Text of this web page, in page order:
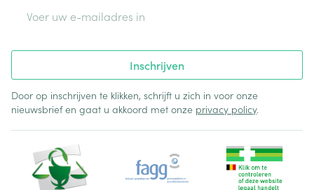
Inschrijven
Door op inschrijven te klikken, schrijft u zich in voor onze
nieuwsbrief en gaat u akkoord met onze privacy policy.